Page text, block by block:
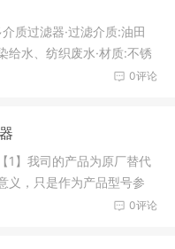
质过滤器·过滤介质:油田
给水、纺织废水·材质:不锈
:1-100℃·形式/结构:立式·
0评论
1】我司的产品为原厂替代
义，只是作为产品型号参
生产食品级不锈钢过滤0评论